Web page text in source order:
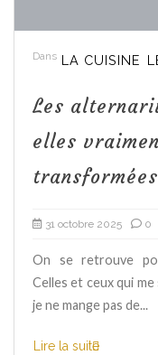
Dans LA CUISINE
Les
elles
31 octobre 2025 0
On se retrouve
Celles et ceux qui
je ne mange pas de...
Lire la suite